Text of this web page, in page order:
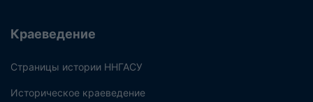
Краеведение
Страницы истории ННГАСУ
Историческое краеведение